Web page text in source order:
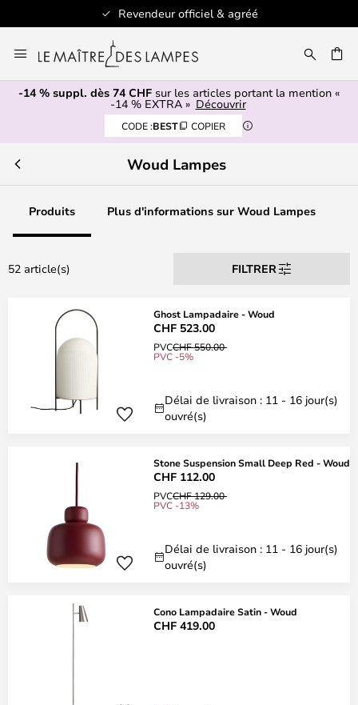
Revendeur officiel & agréé
au
contenu
-14 % suppl. dès 74 CHF sur les articles portant la mention «
-14 % EXTRA » Découvrir
CODE :BEST COPIER
Woud Lampes
Produits Plus d'informations sur Woud Lampes
52 article(s) FILTRER
Ghost Lampadaire - Woud
CHF 523.00
PVCCHF 550.00
PVC -5%
Délai de livraison : 11 - 16 jour(s)
ouvré(s)
Stone Suspension Small Deep Red - Woud
CHF 112.00
PVCCHF 129.00
PVC -13%
Délai de livraison : 11 - 16 jour(s)
ouvré(s)
Cono Lampadaire Satin - Woud
CHF 419.00